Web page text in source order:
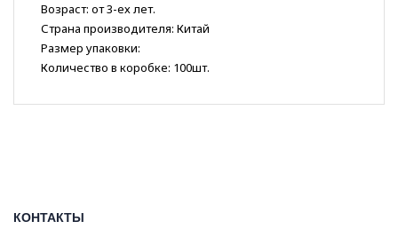
Возраст: от 3-ех лет.
Страна производителя: Китай
Размер упаковки:
Количество в коробке: 100шт.
КОНТАКТЫ